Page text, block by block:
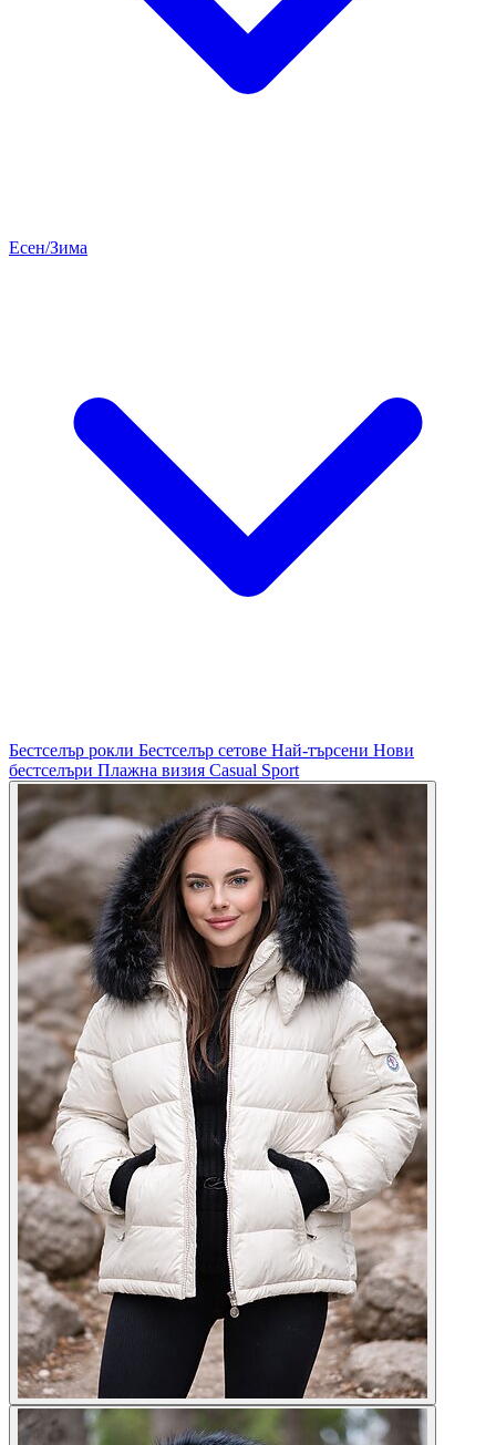
Есен/Зима
Бестселър рокли Бестселър сетове Най-търсени Нови
бестселъри Плажна визия Casual Sport